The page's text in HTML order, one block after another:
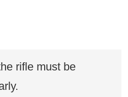
rifle must be